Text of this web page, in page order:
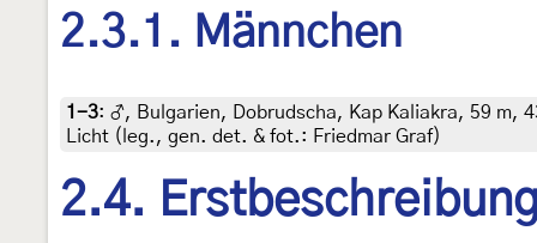
2.3.1. Männchen
1-3: ♂, Bulgarien, Dobrudscha, Kap Kaliakra, 59 m,
Licht (leg., gen. det. & fot.: Friedmar Graf)
2.4.